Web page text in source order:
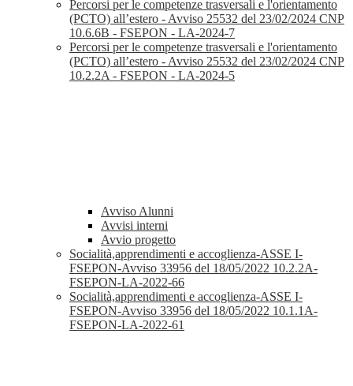
Percorsi per le competenze trasversali e l'orientamento
(PCTO) all’estero - Avviso 25532 del 23/02/2024 CNP
10.6.6B - FSEPON - LA-2024-7
Percorsi per le competenze trasversali e l'orientamento
(PCTO) all’estero - Avviso 25532 del 23/02/2024 CNP
10.2.2A - FSEPON - LA-2024-5
Avviso Alunni
Avvisi interni
Avvio progetto
Socialità,apprendimenti e accoglienza-ASSE I-
FSEPON-Avviso 33956 del 18/05/2022 10.2.2A-
FSEPON-LA-2022-66
Socialità,apprendimenti e accoglienza-ASSE I-
FSEPON-Avviso 33956 del 18/05/2022 10.1.1A-
FSEPON-LA-2022-61